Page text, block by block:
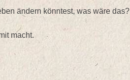
ändern könntest, was wäre das?
macht.